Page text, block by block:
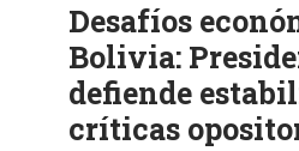
Desafíos
Bolivia:
defiende
críticas